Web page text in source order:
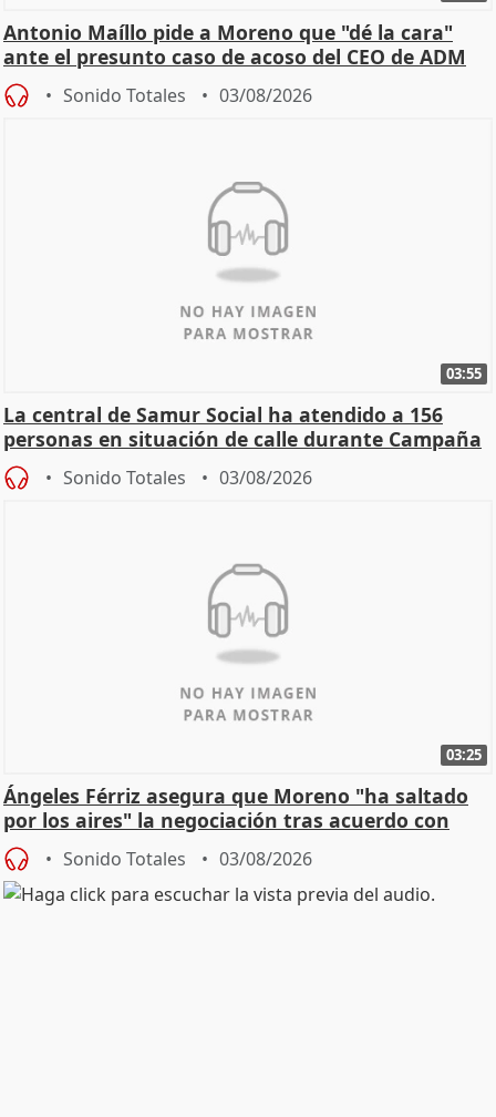
Antonio Maíllo pide a Moreno que "dé la cara"
ante el presunto caso de acoso del CEO de ADM
Sonido Totales 03/08/2026
03:55
La central de Samur Social ha atendido a 156
personas en situación de calle durante Campaña
de Calor
Sonido Totales 03/08/2026
03:25
Ángeles Férriz asegura que Moreno "ha saltado
por los aires" la negociación tras acuerdo con
SMA
Sonido Totales 03/08/2026